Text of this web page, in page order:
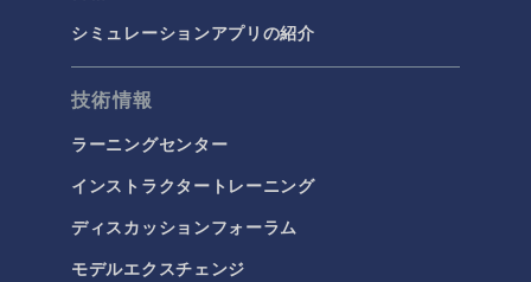
音響と振動
マイクロフルイディクス
伝熱
分子流
多孔質材料流れ
流体流れの粒子追跡
シミュレーションアプリの紹介
技術情報
ラーニングセンター
インストラクタートレーニング
ディスカッションフォーラム
モデルエクスチェンジ